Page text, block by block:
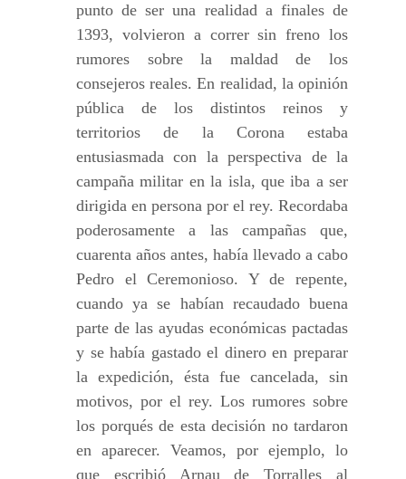
punto de ser una realidad a finales de
1393, volvieron a correr sin freno los
rumores sobre la maldad de los
consejeros reales. En realidad, la opinión
pública de los distintos reinos y
territorios de la Corona estaba
entusiasmada con la perspectiva de la
campaña militar en la isla, que iba a ser
dirigida en persona por el rey. Recordaba
poderosamente a las campañas que,
cuarenta años antes, había llevado a cabo
Pedro el Ceremonioso. Y de repente,
cuando ya se habían recaudado buena
parte de las ayudas económicas pactadas
y se había gastado el dinero en preparar
la expedición, ésta fue cancelada, sin
motivos, por el rey. Los rumores sobre
los porqués de esta decisión no tardaron
en aparecer. Veamos, por ejemplo, lo
que escribió Arnau de Torralles al